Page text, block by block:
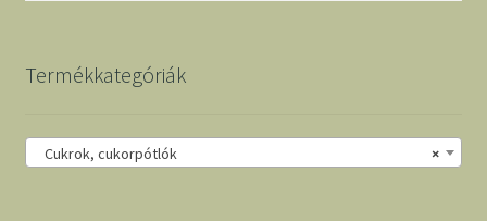
Termékkategóriák
×
Cukrok, cukorpótlók